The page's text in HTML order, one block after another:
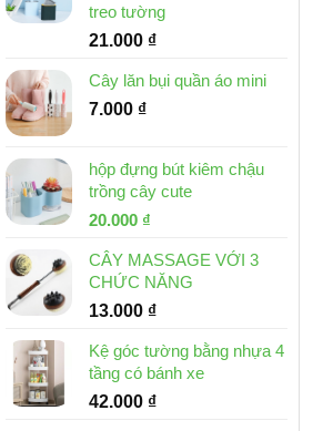
treo tường
21.000 ₫
Cây lăn bụi quần áo mini
7.000 ₫
hộp đựng bút kiêm chậu
trồng cây cute
Giá
là:
30.000 ₫.
20.000 ₫
tại
là:
20.000 ₫.
CÂY MASSAGE VỚI 3
CHỨC NĂNG
13.000 ₫
Kệ góc tường bằng nhựa 4
tầng có bánh xe
42.000 ₫